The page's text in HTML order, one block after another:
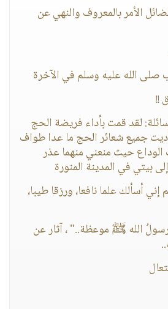
الأمر بالمعروف والنهي عن
الله عليه وسلم في الآخرة
!!
السائلة: لقد قمت بأداء فريضة الحج
جميع شعائر الحج ما عدا طواف
حيث منعني منهما عذر
في المدينة المنورة
أسألك علما نافعا، ورزقا طيبا،
الله ﷺ موعظة.." ، آثار عن